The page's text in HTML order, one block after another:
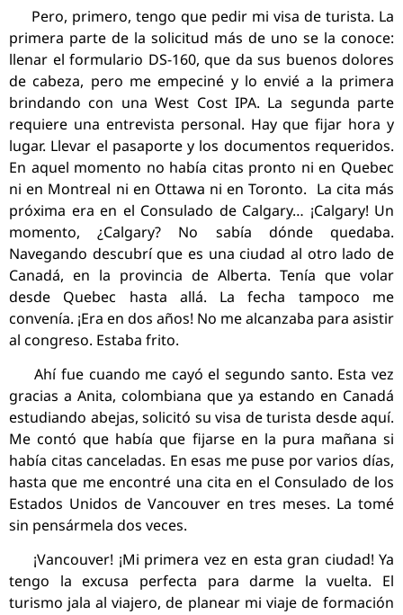
Pero, primero, tengo que pedir mi visa de turista. La
primera parte de la solicitud más de uno se la conoce:
llenar el formulario DS-160, que da sus buenos dolores
de cabeza, pero me empeciné y lo envié a la primera
brindando con una West Cost IPA. La segunda parte
requiere una entrevista personal. Hay que fijar hora y
lugar. Llevar el pasaporte y los documentos requeridos.
En aquel momento no había citas pronto ni en Quebec
ni en Montreal ni en Ottawa ni en Toronto. La cita más
próxima era en el Consulado de Calgary… ¡Calgary! Un
momento, ¿Calgary? No sabía dónde quedaba.
Navegando descubrí que es una ciudad al otro lado de
Canadá, en la provincia de Alberta. Tenía que volar
desde Quebec hasta allá. La fecha tampoco me
convenía. ¡Era en dos años! No me alcanzaba para asistir
al congreso. Estaba frito.
Ahí fue cuando me cayó el segundo santo. Esta vez
gracias a Anita, colombiana que ya estando en Canadá
estudiando abejas, solicitó su visa de turista desde aquí.
Me contó que había que fijarse en la pura mañana si
había citas canceladas. En esas me puse por varios días,
hasta que me encontré una cita en el Consulado de los
Estados Unidos de Vancouver en tres meses. La tomé
sin pensármela dos veces.
¡Vancouver! ¡Mi primera vez en esta gran ciudad! Ya
tengo la excusa perfecta para darme la vuelta. El
turismo jala al viajero, de planear mi viaje de formación